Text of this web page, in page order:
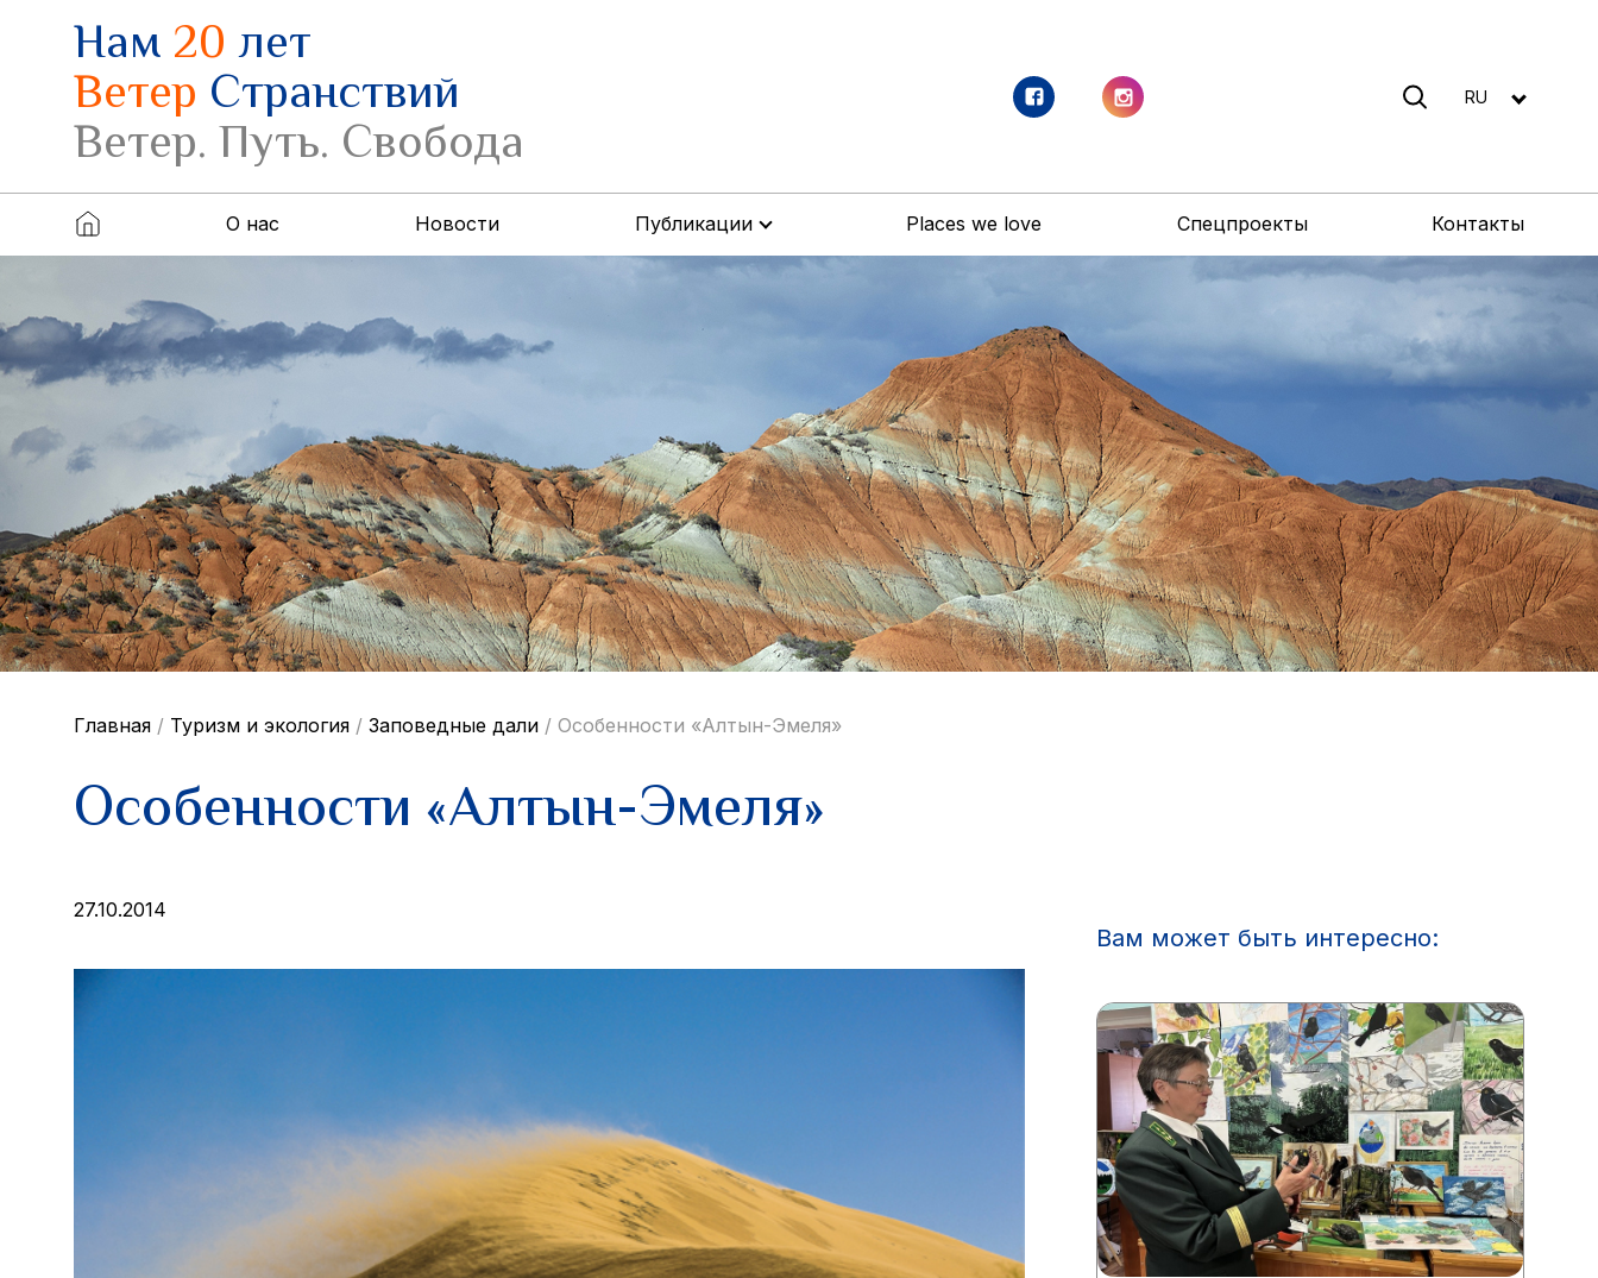
Нам20лет
Ветер Странствий
Ветер. Путь. Свобода
RU
О нас Новости Публикации Places we love Спецпроекты Контакты
Главная / Туризм и экология / Заповедные дали / Особенности «Алтын-Эмеля»
Особенности «Алтын-Эмеля»
27.10.2014
Вам может быть интересно: